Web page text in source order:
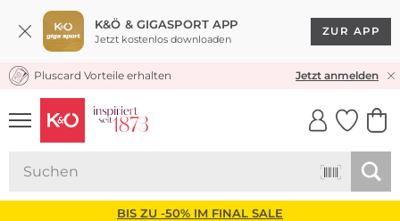
K&Ö & GIGASPORT APP
Jetzt kostenlos downloaden
ZUR APP
KOSTENLOSER VERSAND* & RÜCKVERSAND
Pluscard Vorteile erhalten Jetzt anmelden
UNSERE APP
CLICK &
BIS ZU -50% IM FINAL SALE